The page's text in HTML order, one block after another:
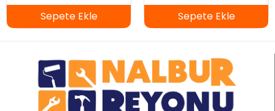
Sepete Ekle Sepete Ekle